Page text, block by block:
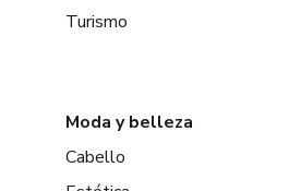
Turismo
Moda y belleza
Cabello